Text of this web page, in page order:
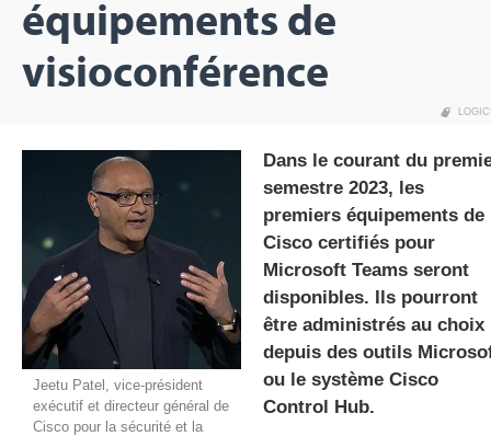
gratuite
équipements de
visioconférence
Jeetu Patel, vice-président
exécutif et directeur général de
Cisco pour la sécurité et la
Dans le courant du
semestre 2023, les
premiers équipements de
Cisco certifiés pour
Microsoft Teams seront
disponibles. Ils pourront
être administrés au choix
depuis des outils
ou le système Cisco
Control Hub.